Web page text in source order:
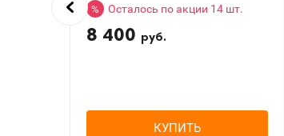
% Осталось по акции 14 шт.
8 400 руб.
КУПИТЬ